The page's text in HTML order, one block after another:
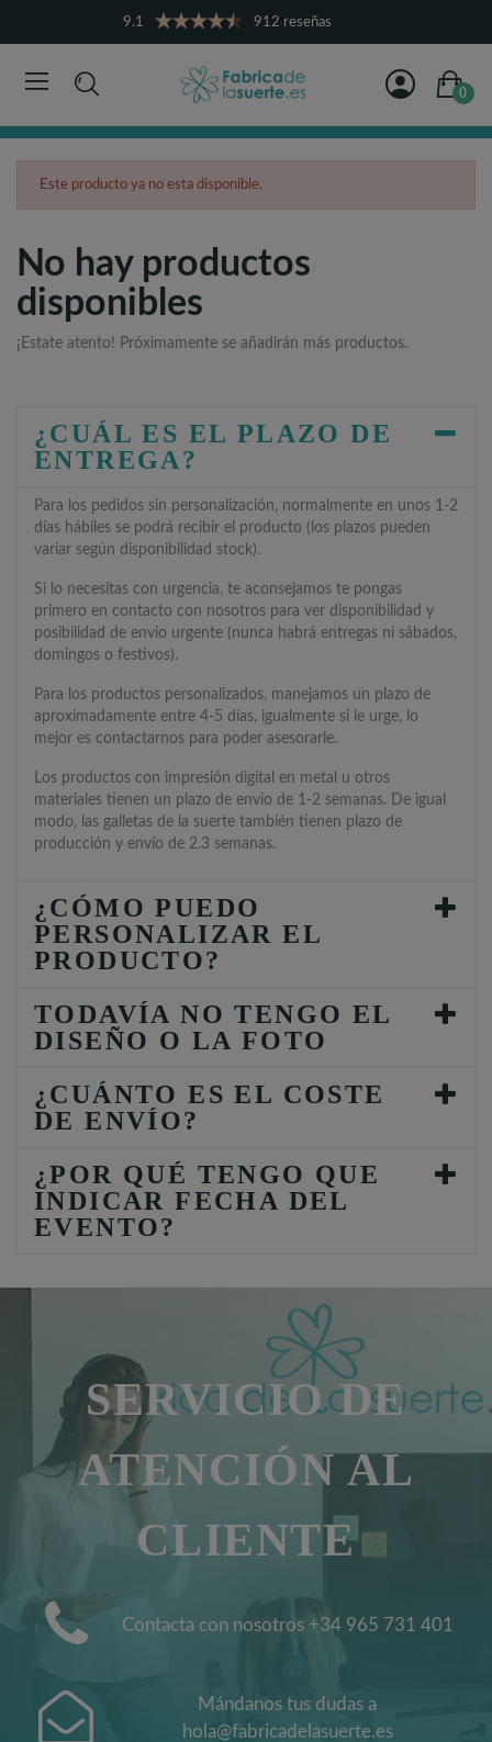
9.1 912 reseñas
0
Este producto ya no esta disponible.
No hay productos
disponibles
¡Estate atento! Próximamente se añadirán más productos.
¿CUÁL ES EL PLAZO DE
ENTREGA?
Para los pedidos sin personalización, normalmente en unos 1-2
días hábiles se podrá recibir el producto (los plazos pueden
variar según disponibilidad stock).
Si lo necesitas con urgencia, te aconsejamos te pongas
primero en contacto con nosotros para ver disponibilidad y
posibilidad de envío urgente (nunca habrá entregas ni sábados,
domingos o festivos).
Para los productos personalizados, manejamos un plazo de
aproximadamente entre 4-5 días, igualmente si le urge, lo
mejor es contactarnos para poder asesorarle.
Los productos con impresión digital en metal u otros
materiales tienen un plazo de envío de 1-2 semanas. De igual
modo, las galletas de la suerte también tienen plazo de
producción y envío de 2.3 semanas.
¿CÓMO PUEDO
PERSONALIZAR EL
PRODUCTO?
TODAVÍA NO TENGO EL
DISEÑO O LA FOTO
¿CUÁNTO ES EL COSTE
DE ENVÍO?
¿POR QUÉ TENGO QUE
INDICAR FECHA DEL
EVENTO?
SERVICIO DE
ATENCIÓN AL
CLIENTE
Contacta con nosotros +34 965 731 401
Mándanos tus dudas a
hola@fabricadelasuerte.es